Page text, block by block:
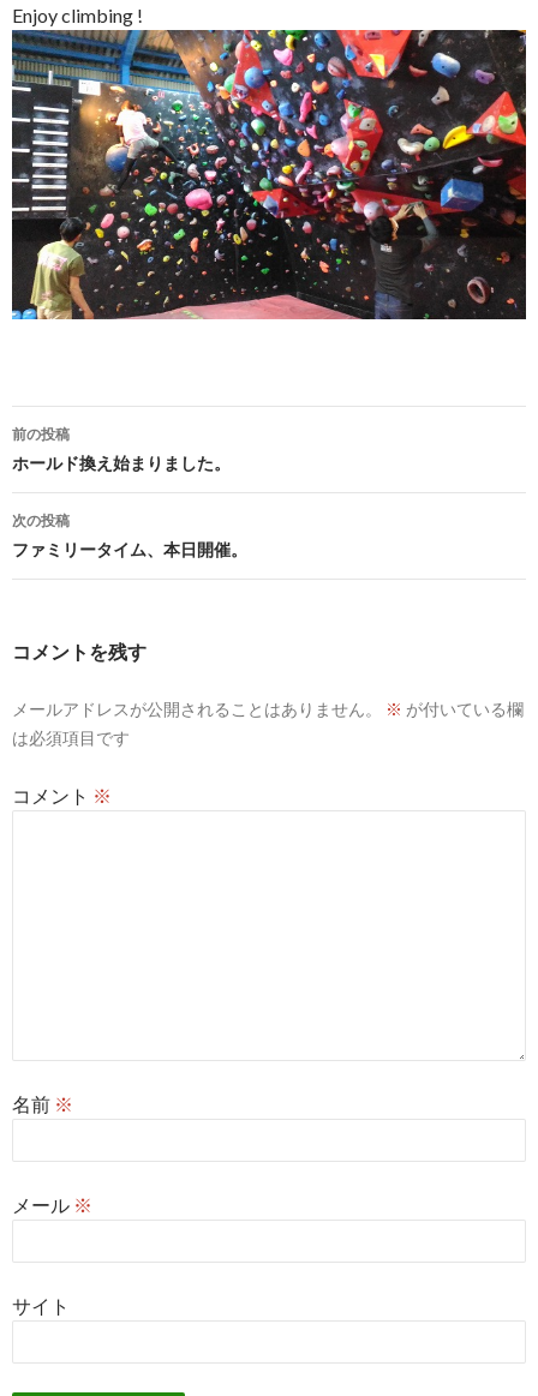
Enjoy climbing !
投
稿
ナ
ビ
ゲ
ョ
前の投稿
ホールド換え始まりました。
次の投稿
ファミリータイム、本日開催。
コメントを残す
メールアドレスが公開されることはありません。 ※ が付いている欄
は必須項目です
コメント ※
名前 ※
メール ※
サイト